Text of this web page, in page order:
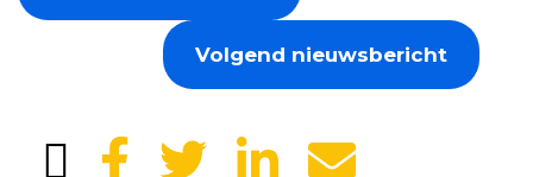
Volgend nieuwsbericht